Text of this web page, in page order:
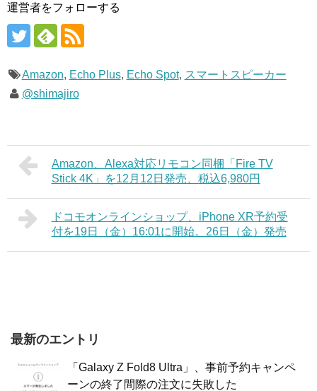
運営者をフォローする
Amazon, Echo Plus, Echo Spot, スマートスピーカー
@shimajiro
Amazon、Alexa対応リモコン同梱「Fire TV
Stick 4K」を12月12日発売、税込6,980円
ドコモオンラインショップ、iPhone XR予約受
付を19日（金）16:01に開始。26日（金）発売
最新のエントリ
「Galaxy Z Fold8 Ultra」、事前予約キャンペ
ーンの終了間際の注文に失敗した